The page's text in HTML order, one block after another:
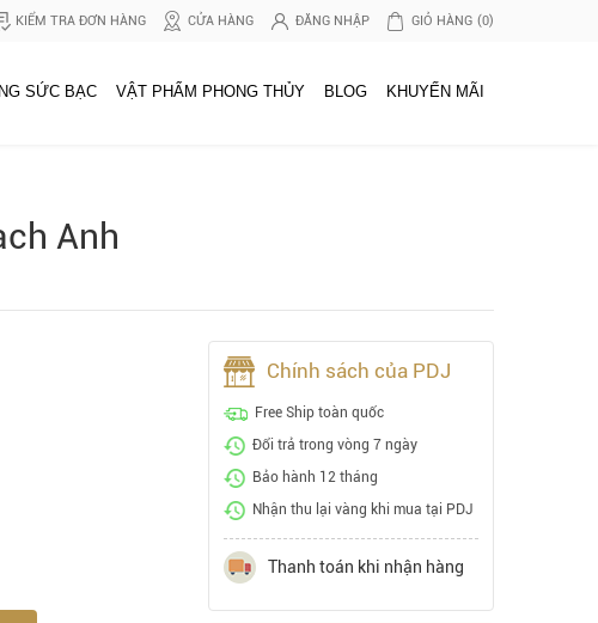
KIỂM TRA ĐƠN HÀNG CỬA HÀNG ĐĂNG NHẬP GIỎ HÀNG (0)
SỨC BẠC VẬT PHẨM PHONG THỦY BLOG KHUYẾN MÃI
Anh
Chính sách của PDJ
Free Ship toàn quốc
Đổi trả trong vòng 7 ngày
Bảo hành 12 tháng
Nhận thu lại vàng khi mua tại PDJ
Thanh toán khi nhận hàng